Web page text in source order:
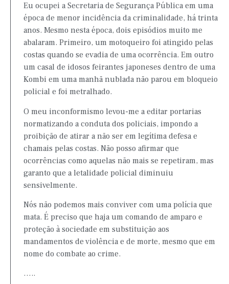
Eu ocupei a Secretaria de Segurança Pública em uma
época de menor incidência da criminalidade, há trinta
anos. Mesmo nesta época, dois episódios muito me
abalaram. Primeiro, um motoqueiro foi atingido pelas
costas quando se evadia de uma ocorrência. Em outro
um casal de idosos feirantes japoneses dentro de uma
Kombi em uma manhã nublada não parou em bloqueio
policial e foi metralhado.
O meu inconformismo levou-me a editar portarias
normatizando a conduta dos policiais, impondo a
proibição de atirar a não ser em legítima defesa e
chamais pelas costas. Não posso afirmar que
ocorrências como aquelas não mais se repetiram, mas
garanto que a letalidade policial diminuiu
sensivelmente.
Nós não podemos mais conviver com uma polícia que
mata. É preciso que haja um comando de amparo e
proteção à sociedade em substituição aos
mandamentos de violência e de morte, mesmo que em
nome do combate ao crime.
…..